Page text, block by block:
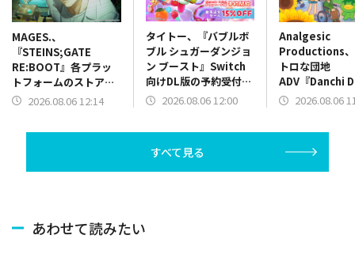
MAGES.、
『STEINS;GATE
RE:BOOT』各プラッ
トフォームのストアペ
ージがオープン！ニン
2026.08.06 12:14
タイトー、『バブルボ
ブル シュガーダンジョ
ン ブースト』Switch
向けDL版の予約受付を
開始2026.08.06 12:00
Analgesic
Productions、
トロな団地
ADV『Danchi
を10月30日に
2026.08.06
すべて見る
あわせて読みたい